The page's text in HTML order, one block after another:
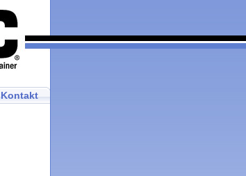
Kontakt